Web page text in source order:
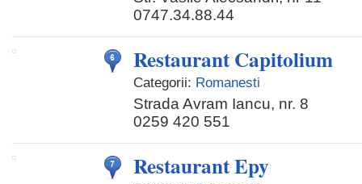
0747.34.88.44
Restaurant Capitolium
Categorii: Romanesti
Strada Avram Iancu, nr. 8
0259 420 551
Restaurant Epy